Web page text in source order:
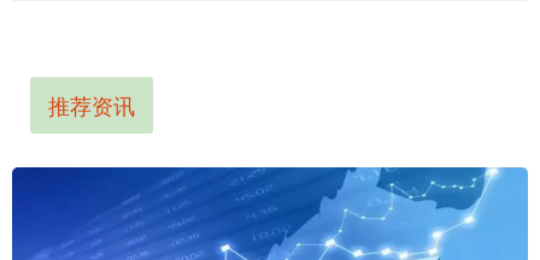
推荐资讯